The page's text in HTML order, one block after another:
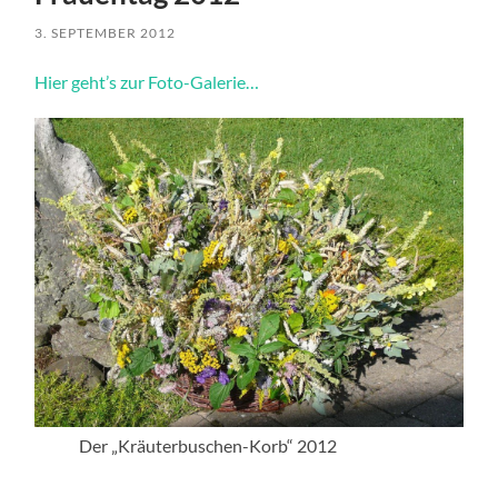
3. SEPTEMBER 2012
Hier geht’s zur Foto-Galerie…
Der „Kräuterbuschen-Korb“ 2012